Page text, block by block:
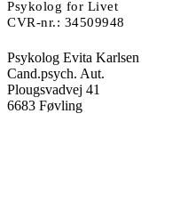
Psykolog for Livet
CVR-nr.: 34509948
Psykolog Evita Karlsen
Cand.psych. Aut.
Plougsvadvej 41
6683 Føvling